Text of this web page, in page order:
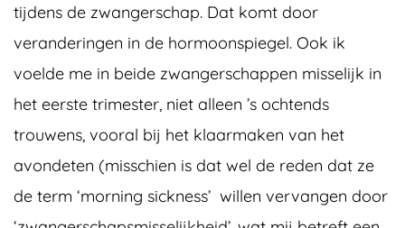
tijdens de zwangerschap. Dat komt door
veranderingen in de hormoonspiegel. Ook ik
voelde me in beide zwangerschappen misselijk in
het eerste trimester, niet alleen ’s ochtends
trouwens, vooral bij het klaarmaken van het
avondeten (misschien is dat wel de reden dat ze
de term ‘morning sickness’ willen vervangen door